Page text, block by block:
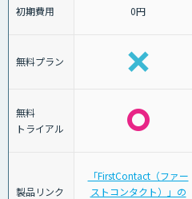
初期費用 0円
無料プラン
無料
トライアル
製品リンク
「FirstContact（ファー
ストコンタクト）」の